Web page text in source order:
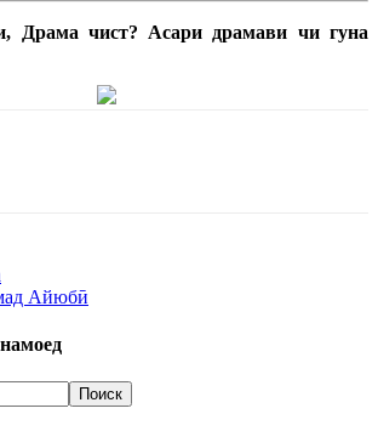
Драма чист? Асари драмави чи гуна
Айюбӣ